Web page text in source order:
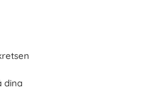
dina